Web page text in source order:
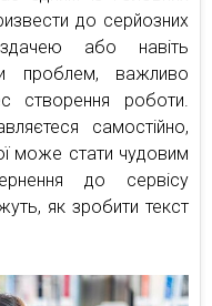
до серйозних
або навіть
проблем, важливо
створення роботи.
самостійно,
може стати чудовим
до сервісу
як зробити текст